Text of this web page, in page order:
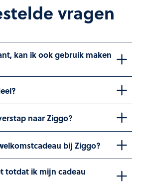
vragen
kan ik ook gebruik maken
naar Ziggo?
bij Ziggo?
totdat ik mijn cadeau